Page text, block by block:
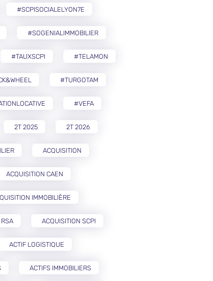
#SCPISOCIALELYON7E
#SOGENIALIMMOBILIER
#TAUXSCPI #TELAMON
#TURGOTAM
#VEFA
2T 2025 2T 2026
ACQUISITION
ACQUISITION CAEN
IMMOBILIÈRE
ACQUISITION SCPI
ACTIF LOGISTIQUE
ACTIFS IMMOBILIERS